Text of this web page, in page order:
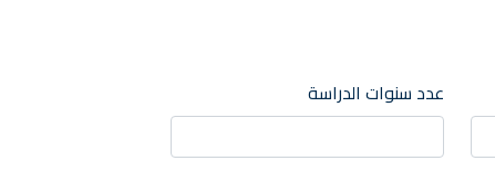
عدد سنوات الدراسة